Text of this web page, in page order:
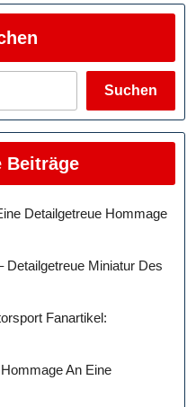
Suchen
Beiträge
Detailgetreue Hommage
Detailgetreue Miniatur Des
Fanartikel:
An Eine